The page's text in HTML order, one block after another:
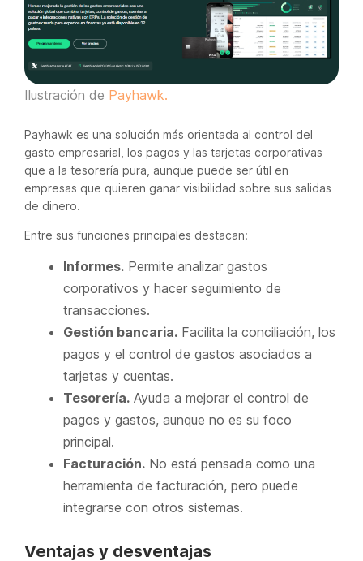
Ilustración de Payhawk.
Payhawk es una solución más orientada al control del
gasto empresarial, los pagos y las tarjetas corporativas
que a la tesorería pura, aunque puede ser útil en
empresas que quieren ganar visibilidad sobre sus salidas
de dinero.
Entre sus funciones principales destacan:
Informes. Permite analizar gastos
corporativos y hacer seguimiento de
transacciones.
Gestión bancaria. Facilita la conciliación, los
pagos y el control de gastos asociados a
tarjetas y cuentas.
Tesorería. Ayuda a mejorar el control de
pagos y gastos, aunque no es su foco
principal.
Facturación. No está pensada como una
herramienta de facturación, pero puede
integrarse con otros sistemas.
Ventajas y desventajas